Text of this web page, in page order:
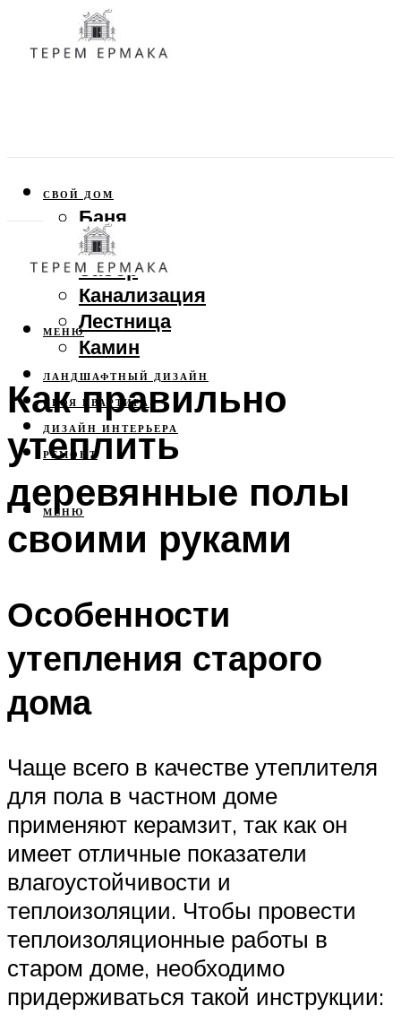
СВОЙ ДОМ
Баня
Веранда
Забор
Канализация
Лестница
Камин
ЛАНДШАФТНЫЙ ДИЗАЙН
СВОЯ КВАРТИРА
ДИЗАЙН ИНТЕРЬЕРА
РЕМОНТ
МЕНЮ
МЕНЮ
Как правильно
утеплить
деревянные полы
своими руками
Особенности
утепления старого
дома
Чаще всего в качестве утеплителя
для пола в частном доме
применяют керамзит, так как он
имеет отличные показатели
влагоустойчивости и
теплоизоляции. Чтобы провести
теплоизоляционные работы в
старом доме, необходимо
придерживаться такой инструкции: